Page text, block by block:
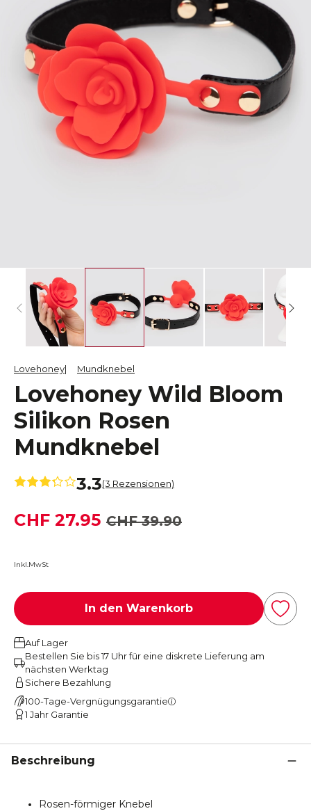
Lovehoney Mundknebel
Lovehoney Wild Bloom
Silikon Rosen
Mundknebel
3.3(3 Rezensionen)
CHF 39.90
CHF 27.95
Inkl.MwSt
In den Warenkorb
Auf Lager
Bestellen Sie bis 17 Uhr für eine diskrete Lieferung am
nächsten Werktag
Sichere Bezahlung
100-Tage-Vergnügungsgarantie
1 Jahr Garantie
Beschreibung
Rosen-förmiger Knebel